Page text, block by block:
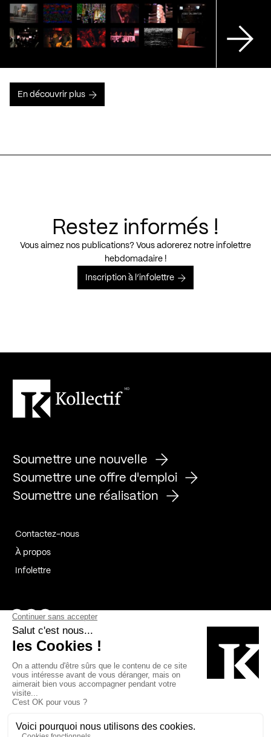
En découvrir plus
Restez informés !
Vous aimez nos publications? Vous adorerez notre infolettre
hebdomadaire !
Inscription à l’infolettre
Soumettre une nouvelle
Soumettre une offre d'emploi
Soumettre une réalisation
Contactez-nous
À propos
Infolettre
Page Facebook de Kollectif
Page Instagram de Kollectif
Page Linkedin de Kollectif
Bâtiment-Durable-Québec-1
Esquisses-1IRAC-1
MP-1 v2com-1